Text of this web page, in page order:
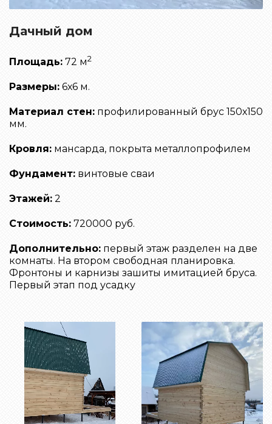
Дачный дом
Площадь: 72 м2
Размеры: 6х6 м.
Материал стен: профилированный брус 150х150
мм.
Кровля: мансарда, покрыта металлопрофилем
Фундамент: винтовые сваи
Этажей: 2
Стоимость: 720000 руб.
Дополнительно: первый этаж разделен на две
комнаты. На втором свободная планировка.
Фронтоны и карнизы зашиты имитацией бруса.
Первый этап под усадку